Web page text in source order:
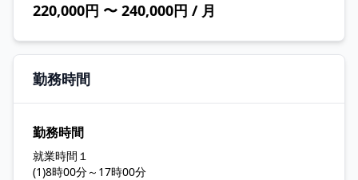
220,000円 〜 240,000円 / 月
勤務時間
勤務時間
就業時間１
(1)8時00分～17時00分